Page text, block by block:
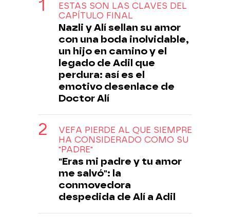
ESTAS SON LAS CLAVES DEL
CAPÍTULO FINAL
Nazli y Alí sellan su amor
con una boda inolvidable,
un hijo en camino y el
legado de Adil que
perdura: así es el
emotivo desenlace de
Doctor Alí
VEFA PIERDE AL QUE SIEMPRE
HA CONSIDERADO COMO SU
"PADRE"
"Eras mi padre y tu amor
me salvó": la
conmovedora
despedida de Alí a Adil